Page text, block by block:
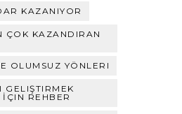
KAZANIYOR
ÇOK KAZANDIRAN
OLUMSUZ YÖNLERI
GELIŞTIRMEK
İÇIN REHBER